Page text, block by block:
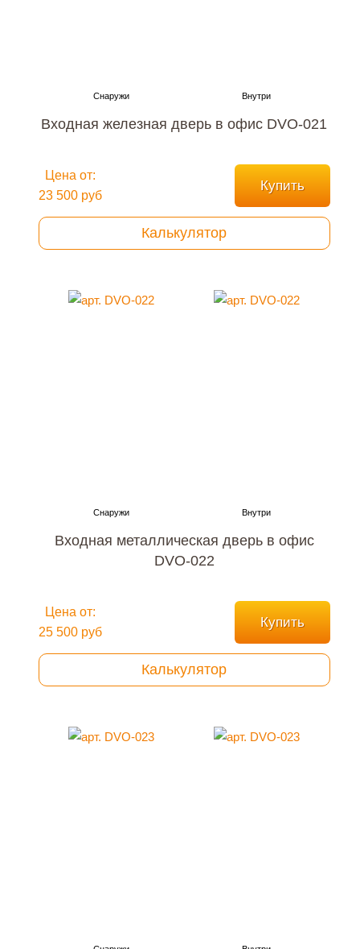
Входная железная дверь в офис DVO-021
Цена от:
23 500 руб
Купить
Калькулятор
Входная металлическая дверь в офис
DVO-022
Цена от:
25 500 руб
Купить
Калькулятор